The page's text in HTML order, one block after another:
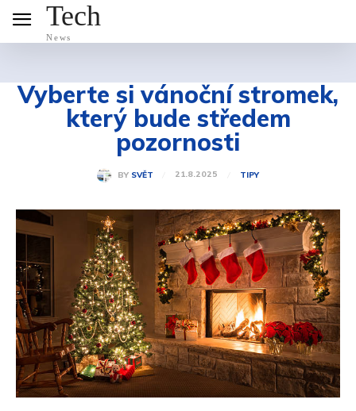
Tech
News
Vyberte si vánoční stromek,
který bude středem
pozornosti
BY SVĚT 21.8.2025 TIPY